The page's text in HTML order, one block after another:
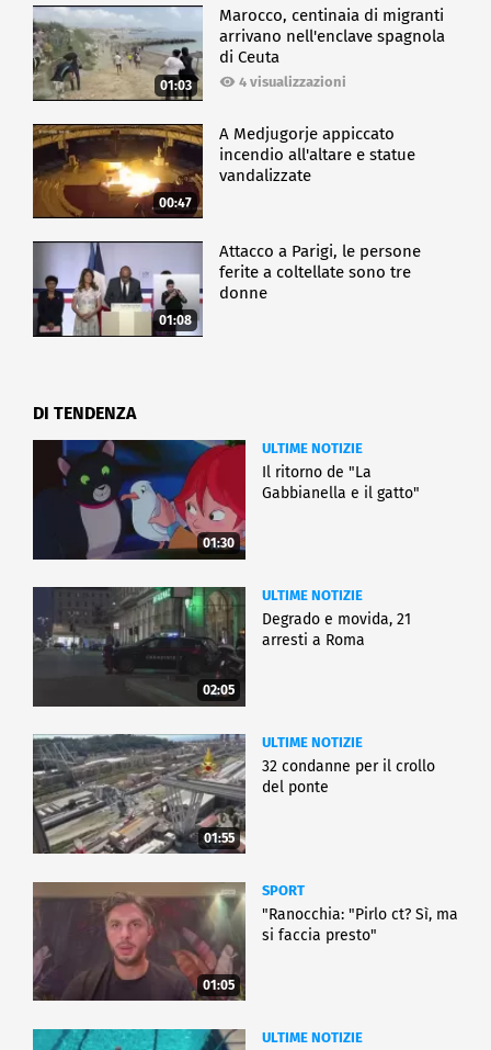
01:03
Marocco, centinaia di migranti
arrivano nell'enclave spagnola
di Ceuta
4 visualizzazioni
00:47
A Medjugorje appiccato
incendio all'altare e statue
vandalizzate
01:08
Attacco a Parigi, le persone
ferite a coltellate sono tre
donne
DI TENDENZA
01:30
ULTIME NOTIZIE
Il ritorno de "La
Gabbianella e il gatto"
02:05
ULTIME NOTIZIE
Degrado e movida, 21
arresti a Roma
01:55
ULTIME NOTIZIE
32 condanne per il crollo
del ponte
01:05
SPORT
"Ranocchia: "Pirlo ct? Sì, ma
si faccia presto"
ULTIME NOTIZIE